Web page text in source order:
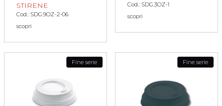
STIRENE
Cod.: SDG.9OZ-2-06
scopri
Cod.: SDG.3OZ-1
scopri
Fine serie Fine serie